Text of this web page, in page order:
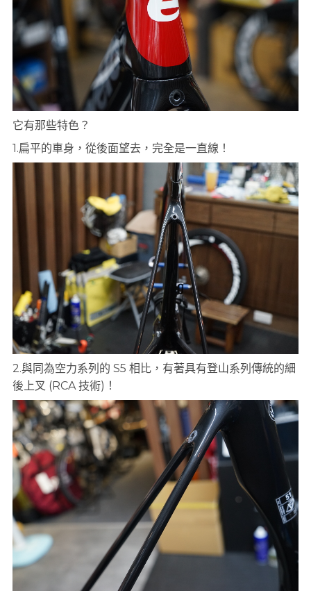
它有那些特色？
1.扁平的車身，從後面望去，完全是一直線！
2.與同為空力系列的 S5 相比，有著具有登山系列傳統的細
後上叉 (RCA 技術)！